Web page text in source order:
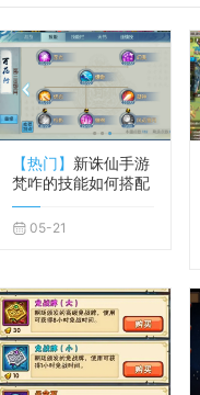
【热门】 新诛仙手游
梵咋的技能如何搭配
05-21